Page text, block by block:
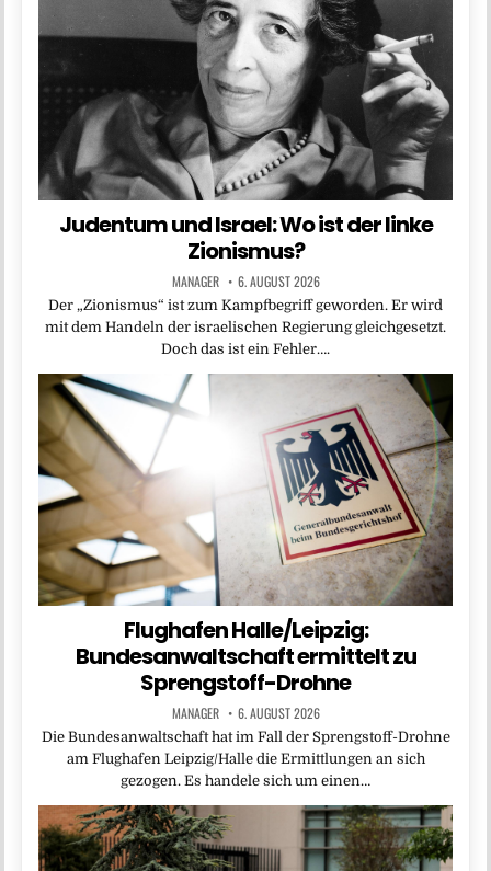
Judentum und Israel: Wo ist der linke
Zionismus?
MANAGER 6. AUGUST 2026
Der „Zionismus“ ist zum Kampfbegriff geworden. Er wird
mit dem Handeln der israelischen Regierung gleichgesetzt.
Doch das ist ein Fehler….
Flughafen Halle/Leipzig:
Bundesanwaltschaft ermittelt zu
Sprengstoff-Drohne
MANAGER 6. AUGUST 2026
Die Bundesanwaltschaft hat im Fall der Sprengstoff-Drohne
am Flughafen Leipzig/Halle die Ermittlungen an sich
gezogen. Es handele sich um einen…